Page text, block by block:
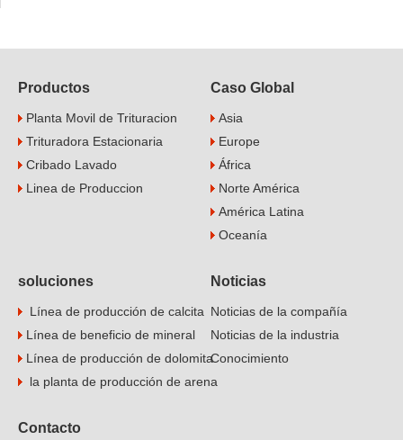
Productos
Planta Movil de Trituracion
Trituradora Estacionaria
Cribado Lavado
Linea de Produccion
Caso Global
Asia
Europe
África
Norte América
América Latina
Oceanía
soluciones
Línea de producción de calcita
Línea de beneficio de mineral
Línea de producción de dolomita
la planta de producción de arena
Noticias
Noticias de la compañía
Noticias de la industria
Conocimiento
Contacto